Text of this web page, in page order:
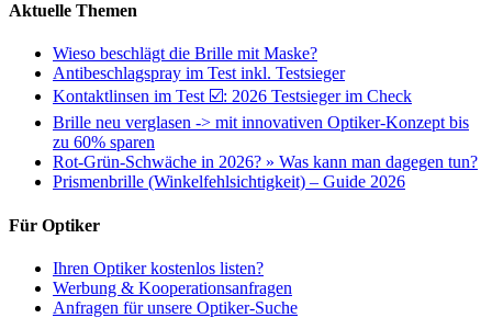
Aktuelle Themen
Wieso beschlägt die Brille mit Maske?
Antibeschlagspray im Test inkl. Testsieger
Kontaktlinsen im Test ☑️: 2026 Testsieger im Check
Brille neu verglasen -> mit innovativen Optiker-Konzept bis
zu 60% sparen
Rot-Grün-Schwäche in 2026? » Was kann man dagegen tun?
Prismenbrille (Winkelfehlsichtigkeit) – Guide 2026
Für Optiker
Ihren Optiker kostenlos listen?
Werbung & Kooperationsanfragen
Anfragen für unsere Optiker-Suche